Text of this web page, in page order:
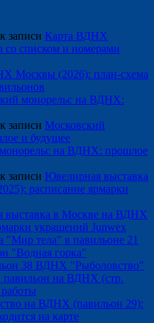
к записи Карта ВДНХ
со списком и номерами
Москвы (2026): план-схема
монорельс на ВДНХ:
к записи Московский
и будущее
на ВДНХ: прошлое
к записи Ювелирная выставка
расписание ярмарки
выставка в Москве на ВДНХ
украшений Junwex
"Мир тела" в павильоне 21
"Водная горка"
38 ВДНХ "Рыболовство"
павильон на ВДНХ (стр.
на ВДНХ (павильон 29):
на карте